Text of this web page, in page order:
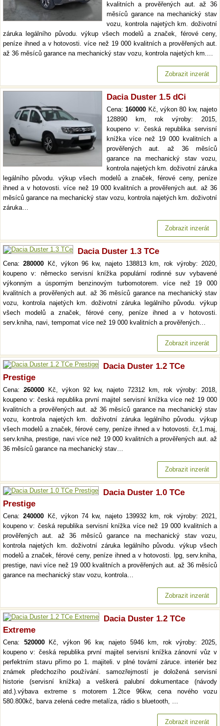
kvalitních a prověřených aut. až 36
měsíců garance na mechanický stav
vozu, kontrola najetých km. doživotní
záruka legálního původu. výkup všech modelů a značek, férové ceny,
peníze ihned a v hotovosti. více než 19 000 kvalitních a prověřených aut.
až 36 měsíců garance na mechanický stav vozu, kontrola najetých km.…
Zobrazit inzerát
Dacia Duster 1.5 dCi
Cena:160000 Kč, výkon 80 kw, najeto
128890 km, rok výroby: 2015,
koupeno v: česká republika servisní
knížka více než 19 000 kvalitních a
prověřených aut. až 36 měsíců
garance na mechanický stav vozu,
kontrola najetých km. doživotní záruka
legálního původu. výkup všech modelů a značek, férové ceny, peníze
ihned a v hotovosti. více než 19 000 kvalitních a prověřených aut. až 36
měsíců garance na mechanický stav vozu, kontrola najetých km. doživotní
záruka…
Zobrazit inzerát
Dacia Duster 1.3 TCe
Cena:280000 Kč, výkon 96 kw, najeto 138813 km, rok výroby: 2020,
koupeno v: německo servisní knížka populární rodinné suv vybavené
výkonným a úsporným benzinovým turbomotorem. více než 19 000
kvalitních a prověřených aut. až 36 měsíců garance na mechanický stav
vozu, kontrola najetých km. doživotní záruka legálního původu. výkup
všech modelů a značek, férové ceny, peníze ihned a v hotovosti.
serv.kniha, navi, tempomat více než 19 000 kvalitních a prověřených…
Zobrazit inzerát
Dacia Duster 1.2 TCe
Prestige
Cena: 260000Kč, výkon 92 kw, najeto 72312 km, rok výroby: 2018,
koupeno v: česká republika první majitel servisní knížka více než 19 000
kvalitních a prověřených aut. až 36 měsíců garance na mechanický stav
vozu, kontrola najetých km. doživotní záruka legálního původu. výkup
všech modelů a značek, férové ceny, peníze ihned a v hotovosti. čr,1.maj,
serv.kniha, prestige, navi více než 19 000 kvalitních a prověřených aut. až
36 měsíců garance na mechanický stav…
Zobrazit inzerát
Dacia Duster 1.0 TCe
Prestige
Cena:240000 Kč, výkon 74 kw, najeto 139932 km, rok výroby: 2021,
koupeno v: česká republika servisní knížka více než 19 000 kvalitních a
prověřených aut. až 36 měsíců garance na mechanický stav vozu,
kontrola najetých km. doživotní záruka legálního původu. výkup všech
modelů a značek, férové ceny, peníze ihned a v hotovosti. lpg, serv.kniha,
prestige, navi více než 19 000 kvalitních a prověřených aut. až 36 měsíců
garance na mechanický stav vozu, kontrola…
Zobrazit inzerát
Dacia Duster 1.2 TCe
Extreme
Cena: 520000Kč, výkon 96 kw, najeto 5946 km, rok výroby: 2025,
koupeno v: česká republika první majitel servisní knížka zánovní vůz v
perfektním stavu přímo po 1. majiteli. v plné tovární záruce. interiér bez
známek předchozího používání. samozřejmostí je doložená servisní
historie (servisní knížka) a veškerá palubní dokumentace (návody
atd.).výbava extreme s motorem 1.2tce 96kw, cena nového vozu
580.800kč, barva zelená cedre metalíza, rádio s bluetooth, …
Zobrazit inzerát